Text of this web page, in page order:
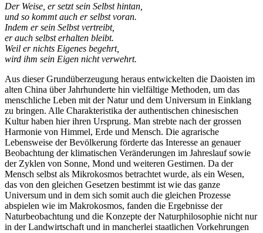
Der Weise, er setzt sein Selbst hintan,
und so kommt auch er selbst voran.
Indem er sein Selbst vertreibt,
er auch selbst erhalten bleibt.
Weil er nichts Eigenes begehrt,
wird ihm sein Eigen nicht verwehrt.
Aus dieser Grundüberzeugung heraus entwickelten die Daoisten im
alten China über Jahrhunderte hin vielfältige Methoden, um das
menschliche Leben mit der Natur und dem Universum in Einklang
zu bringen. Alle Charakteristika der authentischen chinesischen
Kultur haben hier ihren Ursprung. Man strebte nach der grossen
Harmonie von Himmel, Erde und Mensch. Die agrarische
Lebensweise der Bevölkerung förderte das Interesse an genauer
Beobachtung der klimatischen Veränderungen im Jahreslauf sowie
der Zyklen von Sonne, Mond und weiteren Gestirnen. Da der
Mensch selbst als Mikrokosmos betrachtet wurde, als ein Wesen,
das von den gleichen Gesetzen bestimmt ist wie das ganze
Universum und in dem sich somit auch die gleichen Prozesse
abspielen wie im Makrokosmos, fanden die Ergebnisse der
Naturbeobachtung und die Konzepte der Naturphilosophie nicht nur
in der Landwirtschaft und in mancherlei staatlichen Vorkehrungen